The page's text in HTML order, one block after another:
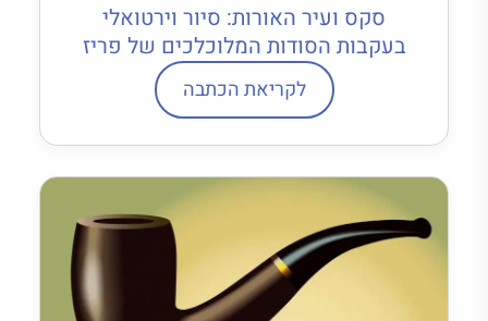
סקס ועיר האורות: סיור וירטואלי
בעקבות הסודות המלוכלכים של פריז
לקריאת הכתבה